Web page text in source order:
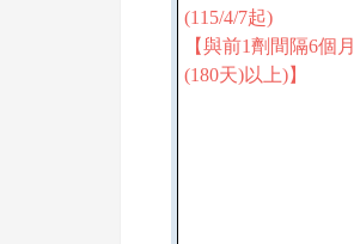
(115/4/7起)
【與前1劑間隔6個月
(180天)以上)】